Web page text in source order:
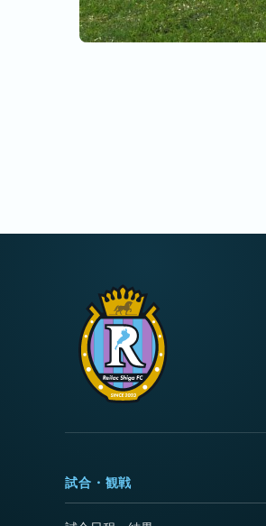
試合・観戦